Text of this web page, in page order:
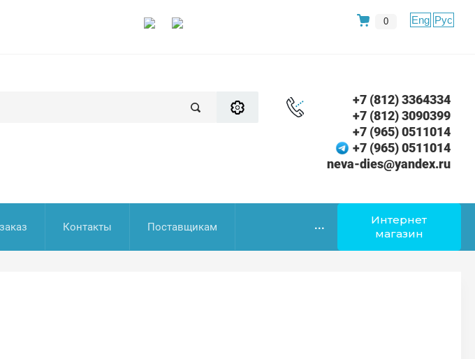
0 Eng Рус
+7 (812) 3364334
+7 (812) 3090399
+7 (965) 0511014
+7 (965) 0511014
neva-dies@yandex.ru
Контакты Поставщикам ...
Интернет
магазин